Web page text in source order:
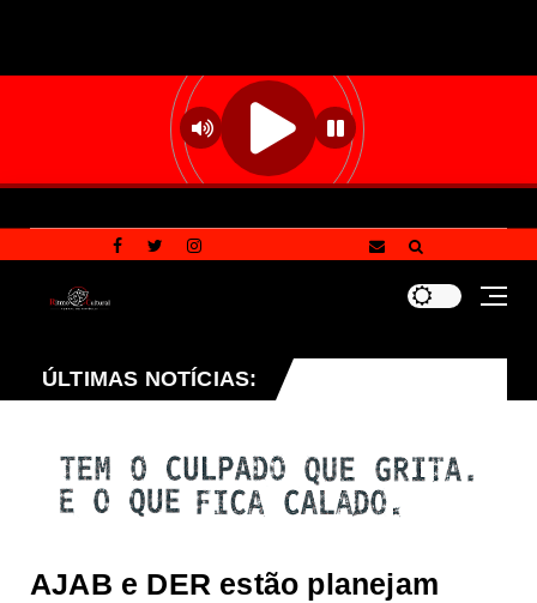
ÚLTIMAS NOTÍCIAS:
em situação de rua ocorre no Plano Piloto e em
AJAB e DER estão planejam